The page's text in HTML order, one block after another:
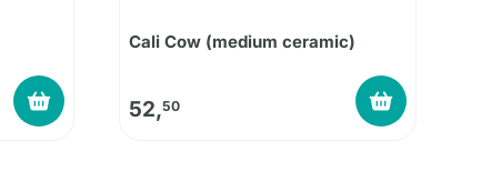
Cali Cow (medium ceramic)
52,50